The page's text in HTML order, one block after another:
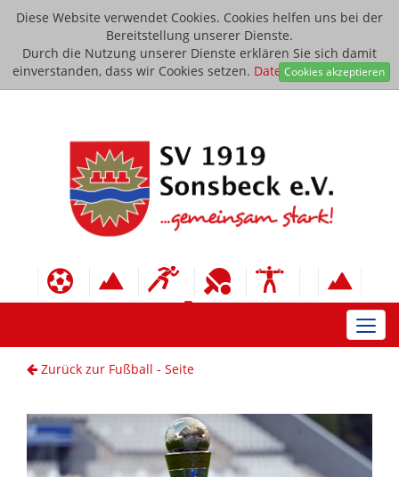
Diese Website verwendet Cookies. Cookies helfen uns bei der
Bereitstellung unserer Dienste.
Durch die Nutzung unserer Dienste erklären Sie sich damit
einverstanden, dass wir Cookies setzen. Datenschutzerklärung
Cookies akzeptieren
Zurück zur Fußball - Seite